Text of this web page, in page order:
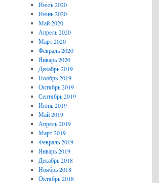
Июль 2020
Июнь 2020
Май 2020
Апрель 2020
Март 2020
Февраль 2020
Январь 2020
Декабрь 2019
Ноябрь 2019
Октябрь 2019
Сентябрь 2019
Июнь 2019
Май 2019
Апрель 2019
Март 2019
Февраль 2019
Январь 2019
Декабрь 2018
Ноябрь 2018
Октябрь 2018